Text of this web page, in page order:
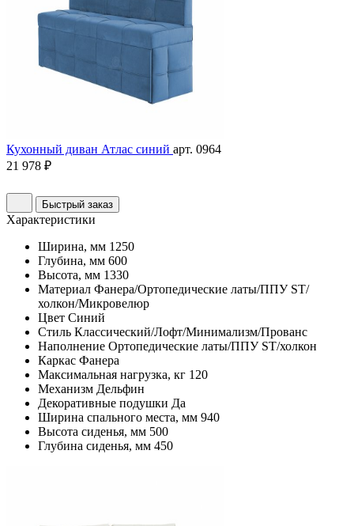
Кухонный диван Атлас синий арт. 0964
21 978 ₽
Быстрый заказ
Характеристики
Ширина, мм 1250
Глубина, мм 600
Высота, мм 1330
Материал Фанера/Ортопедические латы/ППУ ST/
холкон/Микровелюр
Цвет Синий
Стиль Классический/Лофт/Минимализм/Прованс
Наполнение Ортопедические латы/ППУ ST/холкон
Каркас Фанера
Максимальная нагрузка, кг 120
Механизм Дельфин
Декоративные подушки Да
Ширина спального места, мм 940
Высота сиденья, мм 500
Глубина сиденья, мм 450